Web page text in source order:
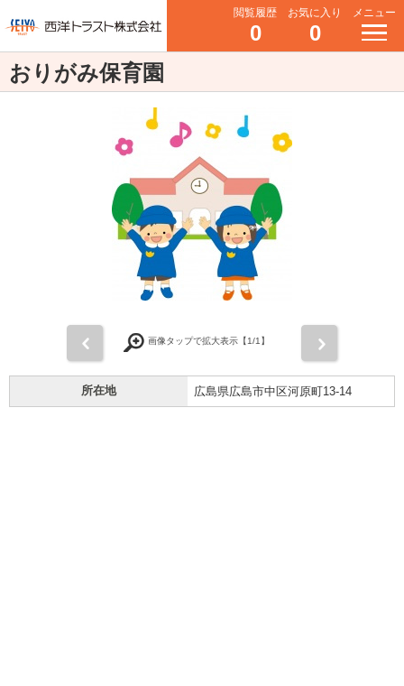
閲覧履歴
0
お気に入り
0
メニュー
おりがみ保育園
画像タップで拡大表示【1/1】
所在地 広島県広島市中区河原町13-14